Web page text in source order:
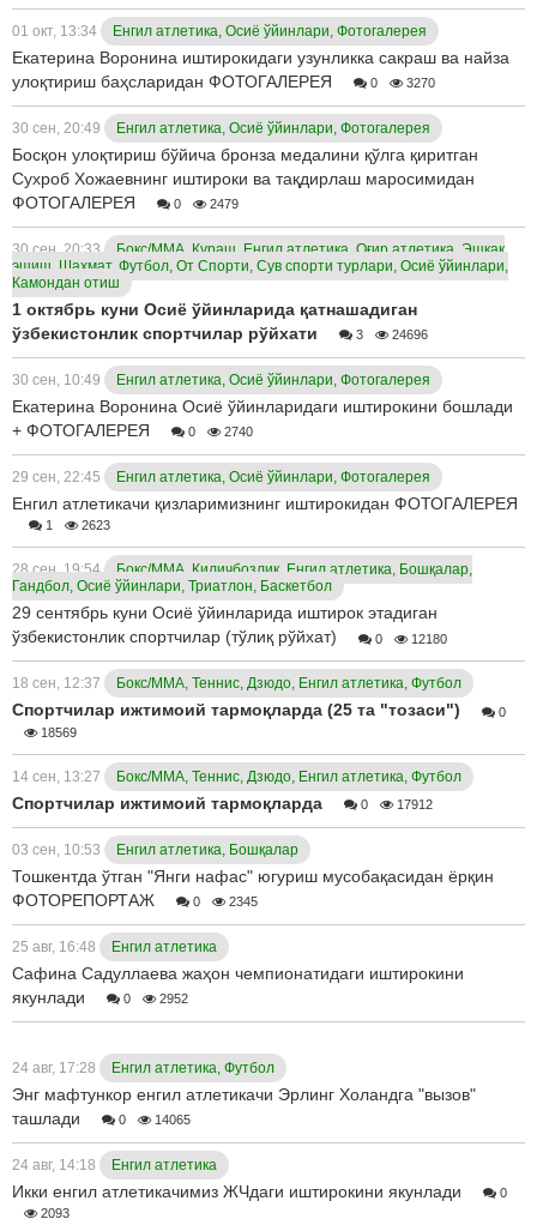
01 окт, 13:34 Енгил атлетика, Осиё ўйинлари, Фотогалерея
Екатерина Воронина иштирокидаги узунликка сакраш ва найза
улоқтириш баҳсларидан ФОТОГАЛЕРЕЯ
0 3270
30 сен, 20:49 Енгил атлетика, Осиё ўйинлари, Фотогалерея
Босқон улоқтириш бўйича бронза медалини қўлга қиритган
Сухроб Хожаевнинг иштироки ва тақдирлаш маросимидан
ФОТОГАЛЕРЕЯ
0 2479
30 сен, 20:33
Бокс/ММА, Кураш, Енгил атлетика, Оғир атлетика, Эшкак
эшиш, Шахмат, Футбол, От Спорти, Сув спорти турлари, Осиё ўйинлари,
Камондан отиш
1 октябрь куни Осиё ўйинларида қатнашадиган
ўзбекистонлик спортчилар рўйхати
3 24696
30 сен, 10:49 Енгил атлетика, Осиё ўйинлари, Фотогалерея
Екатерина Воронина Осиё ўйинларидаги иштирокини бошлади
+ ФОТОГАЛЕРЕЯ
0 2740
29 сен, 22:45 Енгил атлетика, Осиё ўйинлари, Фотогалерея
Енгил атлетикачи қизларимизнинг иштирокидан ФОТОГАЛЕРЕЯ
1 2623
28 сен, 19:54
Бокс/ММА, Қиличбозлик, Енгил атлетика, Бошқалар,
Гандбол, Осиё ўйинлари, Триатлон, Баскетбол
29 сентябрь куни Осиё ўйинларида иштирок этадиган
ўзбекистонлик спортчилар (тўлиқ рўйхат)
0 12180
18 сен, 12:37 Бокс/ММА, Теннис, Дзюдо, Енгил атлетика, Футбол
Спортчилар ижтимоий тармоқларда (25 та "тозаси")
0
18569
14 сен, 13:27 Бокс/ММА, Теннис, Дзюдо, Енгил атлетика, Футбол
Спортчилар ижтимоий тармоқларда 0 17912
03 сен, 10:53 Енгил атлетика, Бошқалар
Тошкентда ўтган "Янги нафас" югуриш мусобақасидан ёрқин
ФОТОРЕПОРТАЖ
0 2345
25 авг, 16:48 Енгил атлетика
Сафина Садуллаева жаҳон чемпионатидаги иштирокини
якунлади
0 2952
24 авг, 17:28 Енгил атлетика, Футбол
Энг мафтункор енгил атлетикачи Эрлинг Холандга "вызов"
ташлади
0 14065
24 авг, 14:18 Енгил атлетика
Икки енгил атлетикачимиз ЖЧдаги иштирокини якунлади
0
2093